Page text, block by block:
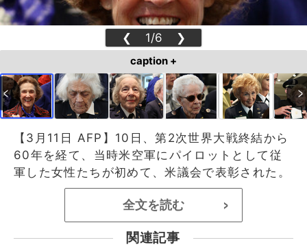
❮ 1/6 ❯
caption +
【3月11日 AFP】10日、第2次世界大戦終結から
60年を経て、当時米空軍にパイロットとして従
軍した女性たちが初めて、米議会で表彰された。
全文を読む >
関連記事